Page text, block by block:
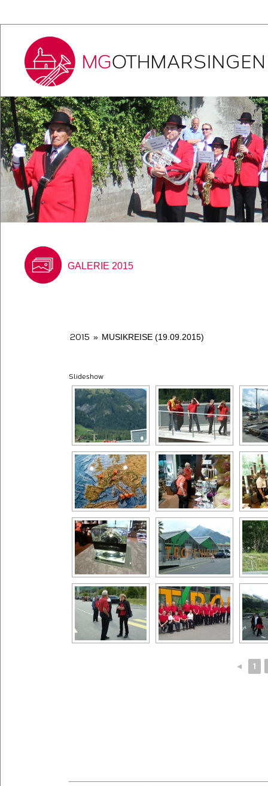
GALERIE 2015
2015 » MUSIKREISE (19.09.2015)
Slideshow
◄ 1